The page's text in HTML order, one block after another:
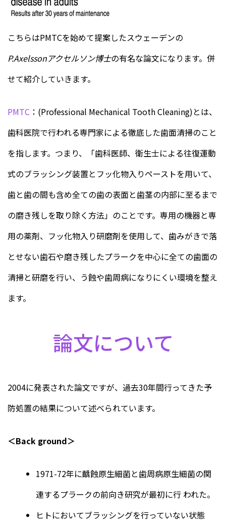
こちらはPMTCを始めて提案したスウェーデンの
P.Axelssonアクセルソン博士の有名な論文になります。併
せて紹介していきます。
PMTC ：(Professional Mechanical Tooth Cleaning)とは、
歯科医院で行われる専門家による徹底した歯面清掃のこと
を指します。つまり、「歯科医師、衛生士による往復運動
式のブラッシング装置とフッ化物入りペーストを用いて、
歯と歯の間も含め全ての歯の表面と歯茎の内部に至るまで
の磨き残しを取り除く方法」のことです。専用の機器と専
用の薬剤、フッ化物入り研磨剤を使用して、歯みがきで落
とせない歯石や磨き残したプラークを中心に全ての歯面の
清掃と研磨を行い、う蝕や歯周病になりにくい環境を整え
ます。
論文について
2004に発表された論文ですが、過去30年間行ってきた予
防処置の結果について述べられています。
＜Back ground＞
1971-72年に齲蝕原生細菌と歯周病原生細菌の関
連するプラークの前向き研究が最初に行 われた。
ヒトにおいてブラッシングを行っていない状態